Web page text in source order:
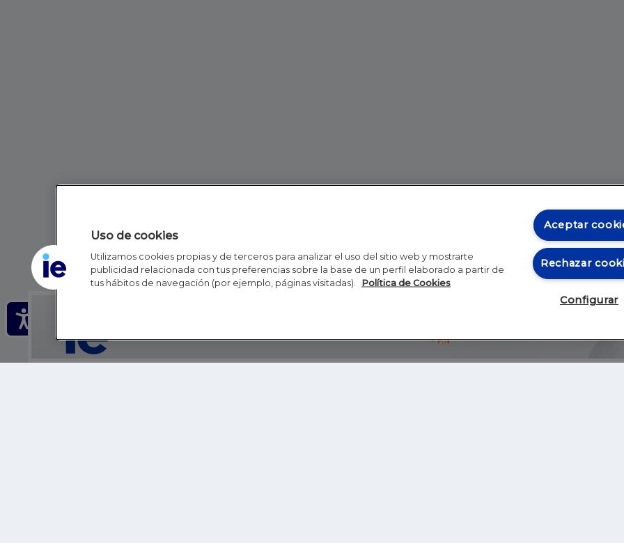
Inicio RSS
Uso de cookies
Utilizamos cookies propias y de terceros para analizar el uso del sitio web y mostrarte
publicidad relacionada con tus preferencias sobre la base de un perfil elaborado a partir de
tus hábitos de navegación (por ejemplo, páginas visitadas).
Política de Cookies
Aceptar
Rechazar
Configurar